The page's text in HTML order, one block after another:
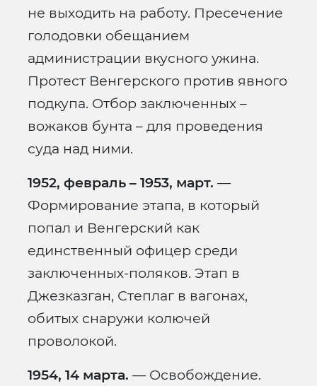
не выходить на работу. Пресечение
голодовки обещанием
администрации вкусного ужина.
Протест Венгерского против явного
подкупа. Отбор заключенных –
вожаков бунта – для проведения
суда над ними.
1952, февраль – 1953, март. —
Формирование этапа, в который
попал и Венгерский как
единственный офицер среди
заключенных-поляков. Этап в
Джезказган, Степлаг в вагонах,
обитых снаружи колючей
проволокой.
1954, 14 марта. — Освобождение.